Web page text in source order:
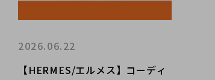
【HERMES/エルメス】コーディ
2026.06.22